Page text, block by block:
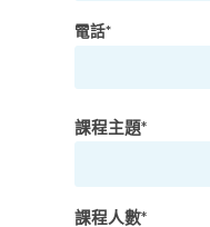
電話*
課程主題*
課程人數*